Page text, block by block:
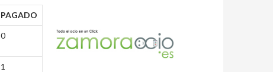
PAGADO
0
1